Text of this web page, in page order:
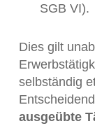
SGB VI).
Dies gilt
selbständig
ausgeübte